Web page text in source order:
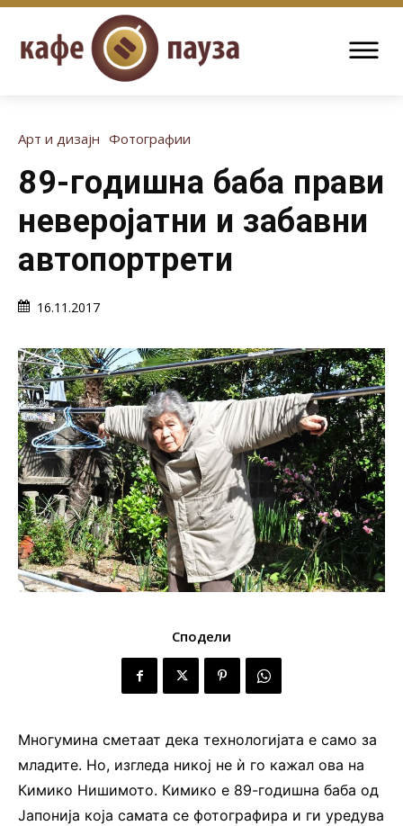
Арт и дизајн Фотографии
89-годишна баба прави
неверојатни и забавни
автопортрети
16.11.2017
Сподели
Многумина сметаат дека технологијата е само за
младите. Но, изгледа никој не ѝ го кажал ова на
Кимико Нишимото. Кимико е 89-годишна баба од
Јапонија која самата се фотографира и ги уредува